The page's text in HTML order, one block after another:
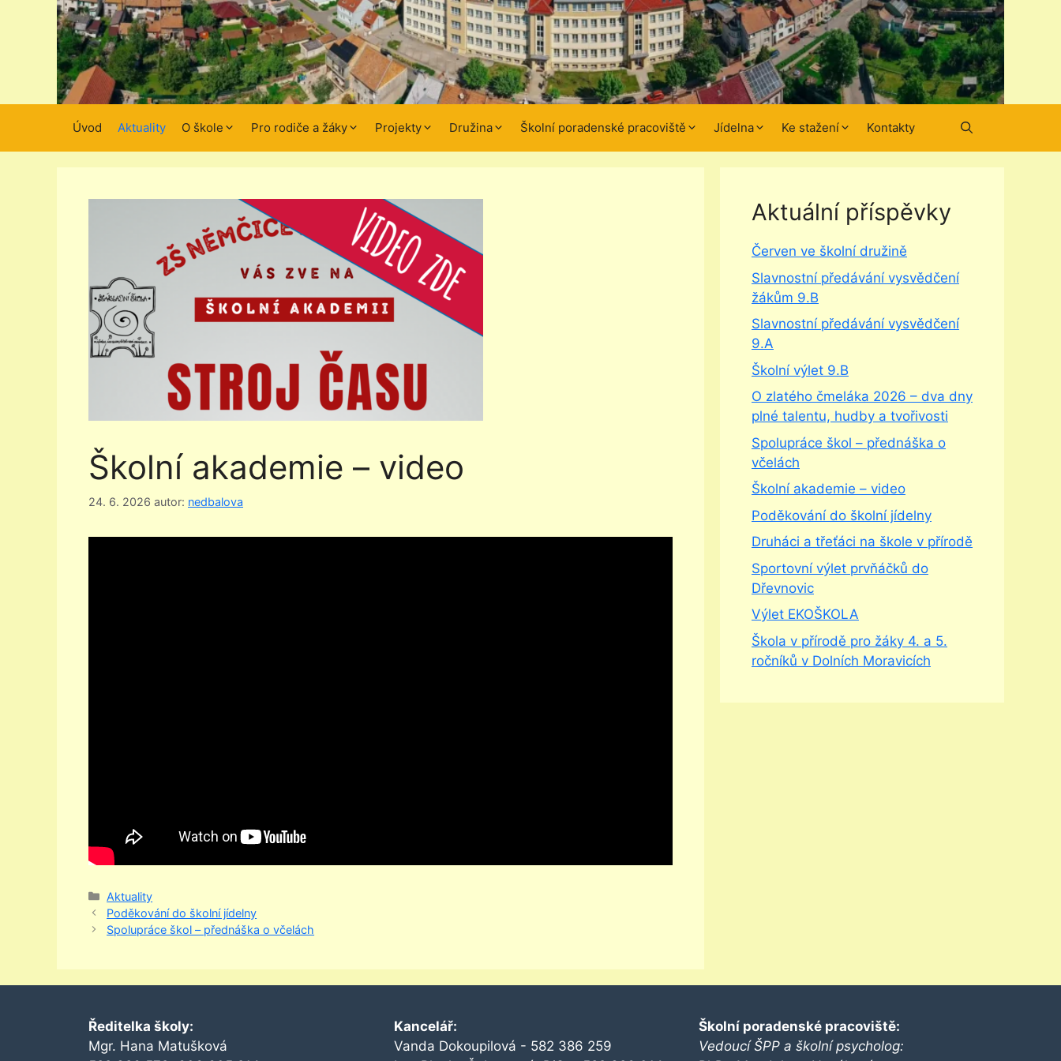
Úvod Aktuality O škole Pro rodiče a žáky Projekty Družina Školní poradenské pracoviště Jídelna Ke stažení Kontakty
Školní akademie – video
24. 6. 2026 autor: nedbalova
Rubriky
Aktuality
Poděkování do školní jídelny
Spolupráce škol – přednáška o včelách
Aktuální příspěvky
Červen ve školní družině
Slavnostní předávání vysvědčení
žákům 9.B
Slavnostní předávání vysvědčení
9.A
Školní výlet 9.B
O zlatého čmeláka 2026 – dva dny
plné talentu, hudby a tvořivosti
Spolupráce škol – přednáška o
včelách
Školní akademie – video
Poděkování do školní jídelny
Druháci a třeťáci na škole v přírodě
Sportovní výlet prvňáčků do
Dřevnovic
Výlet EKOŠKOLA
Škola v přírodě pro žáky 4. a 5.
ročníků v Dolních Moravicích
Ředitelka školy:
Mgr. Hana Matušková
Kancelář:
Vanda Dokoupilová - 582 386 259
Školní poradenské pracoviště:
Vedoucí ŠPP a školní psycholog: